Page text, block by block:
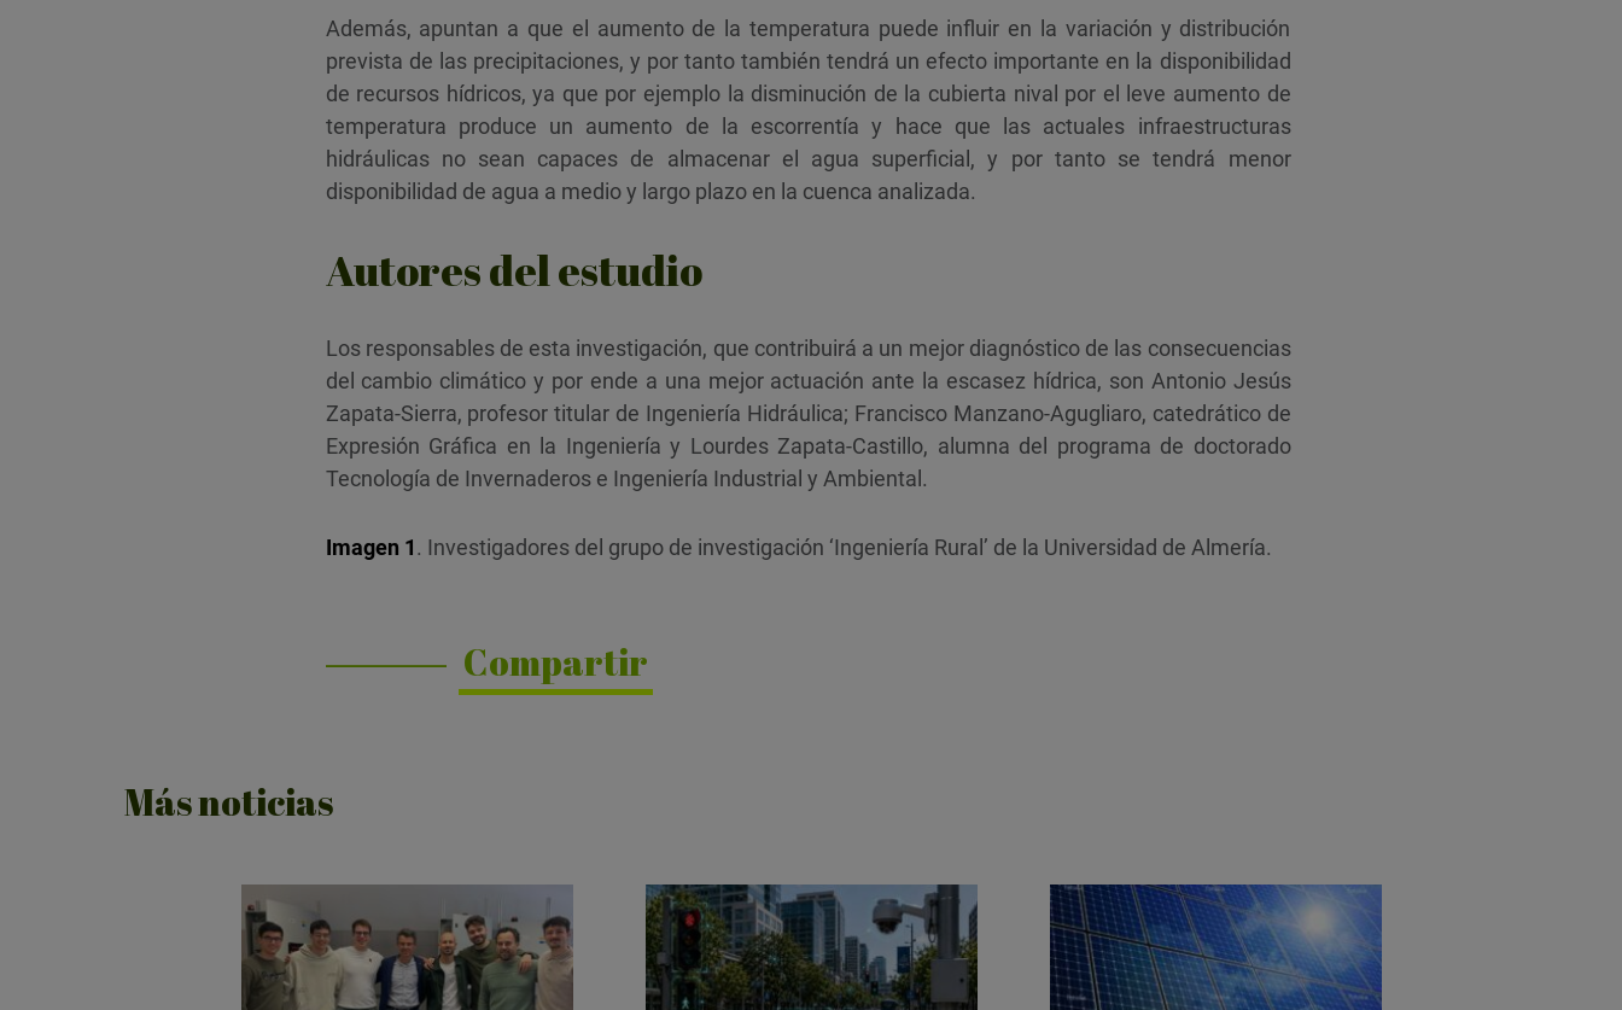
Además, apuntan a que el aumento de la temperatura puede influir en la variación y distribución
prevista de las precipitaciones, y por tanto también tendrá un efecto importante en la disponibilidad
de recursos hídricos, ya que por ejemplo la disminución de la cubierta nival por el leve aumento de
temperatura produce un aumento de la escorrentía y hace que las actuales infraestructuras
hidráulicas no sean capaces de almacenar el agua superficial, y por tanto se tendrá menor
disponibilidad de agua a medio y largo plazo en la cuenca analizada.
Autores del estudio
Los responsables de esta investigación, que contribuirá a un mejor diagnóstico de las consecuencias
del cambio climático y por ende a una mejor actuación ante la escasez hídrica, son Antonio Jesús
Zapata‐Sierra, profesor titular de Ingeniería Hidráulica; Francisco Manzano‐Agugliaro, catedrático de
Expresión Gráfica en la Ingeniería y Lourdes Zapata‐Castillo, alumna del programa de doctorado
Tecnología de Invernaderos e Ingeniería Industrial y Ambiental.
Imagen 1. Investigadores del grupo de investigación ‘Ingeniería Rural’ de la Universidad de Almería.
Compartir
Más noticias